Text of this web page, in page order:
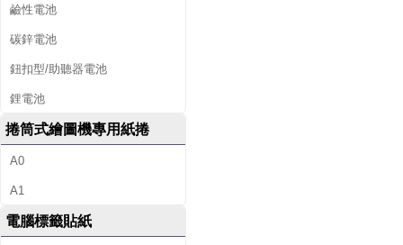
鹼性電池
碳鋅電池
鈕扣型/助聽器電池
鋰電池
捲筒式繪圖機專用紙捲
A0
A1
電腦標籤貼紙